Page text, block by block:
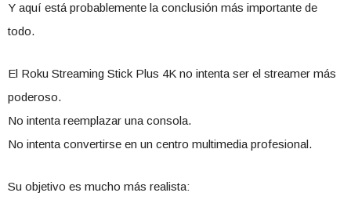
Y aquí está probablemente la conclusión más importante de
todo.
El Roku Streaming Stick Plus 4K no intenta ser el streamer más
poderoso.
No intenta reemplazar una consola.
No intenta convertirse en un centro multimedia profesional.
Su objetivo es mucho más realista: